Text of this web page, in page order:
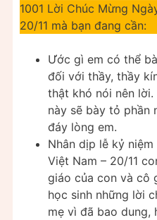
1001 Lời Chúc Mừng
20/11 mà bạn đang cần:
Ước gì em có thể
đối với thầy, thầy
thật khó nói nên
này sẽ bày tỏ phần
đáy lòng em.
Nhân dịp lễ kỷ
Việt Nam – 20/11
giáo của con và cô
học sinh những lời
mẹ vì đã bao dung,